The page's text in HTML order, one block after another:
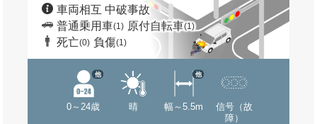
車両相互 中破事故
普通乗用車(1) 原付自転車(1)
死亡(0) 負傷(1)
0～24歳
他
晴 幅～5.5m
他
信号（故
障）